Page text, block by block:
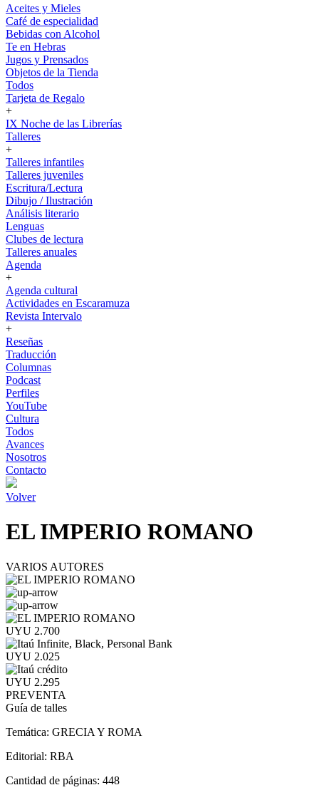
Aceites y Mieles
Café de especialidad
Bebidas con Alcohol
Te en Hebras
Jugos y Prensados
Objetos de la Tienda
Todos
Tarjeta de Regalo
+
IX Noche de las Librerías
Talleres
+
Talleres infantiles
Talleres juveniles
Escritura/Lectura
Dibujo / Ilustración
Análisis literario
Lenguas
Clubes de lectura
Talleres anuales
Agenda
+
Agenda cultural
Actividades en Escaramuza
Revista Intervalo
+
Reseñas
Traducción
Columnas
Podcast
Perfiles
YouTube
Cultura
Todos
Avances
Nosotros
Contacto
Volver
EL IMPERIO ROMANO
VARIOS AUTORES
UYU 2.700
UYU 2.025
UYU 2.295
PREVENTA
Guía de talles
Temática: GRECIA Y ROMA
Editorial: RBA
Cantidad de páginas: 448